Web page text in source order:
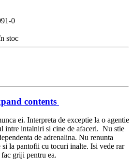
0
stoc
contents
ei. Interpreta de exceptie la o agentie
intre intalniri si cine de afaceri. Nu stie
de adrenalina. Nu renunta
la pantofii cu tocuri inalte. Isi vede rar
griji pentru ea.